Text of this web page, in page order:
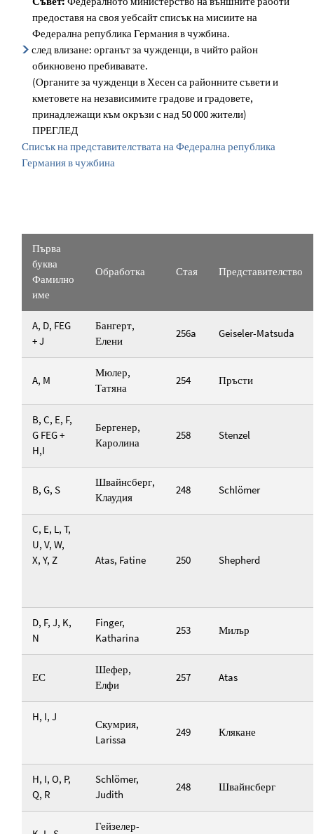
предоставя на своя уебсайт списък на мисиите на
Федерална република Германия в чужбина.
след влизане: органът за чужденци, в чийто район
обикновено пребивавате.
(Органите за чужденци в Хесен са районните съвети и
кметовете на независимите градове и градовете,
принадлежащи към окръзи с над 50 000 жители)
ПРЕГЛЕД
Списък на представителствата на Федерална република
Германия в чужбина
Първа
буква
Фамилно
име
Обработка Стая Представителство
A, D, FEG
+ J
Бангерт,
Елени
256a Geiseler-Matsuda
A, M
Мюлер,
Татяна
254 Пръсти
B, C, E, F,
G FEG +
H,I
Бергенер,
Каролина
258 Stenzel
B, G, S
Швайнсберг,
Клаудия
248 Schlömer
C, E, L, T,
U, V, W,
X, Y, Z
Atas, Fatine 250 Shepherd
D, F, J, K,
N
Finger,
Katharina
253 Милър
ЕС
Шефер,
Елфи
257 Atas
H, I, J
Скумрия,
Larissa
249 Клякане
H, I, O, P,
Q, R
Schlömer,
Judith
248 Швайнсберг
Гейзелер-